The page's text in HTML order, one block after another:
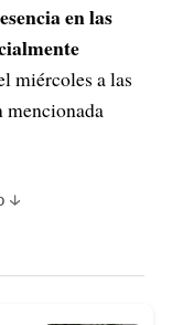
en las
miércoles a las
mencionada